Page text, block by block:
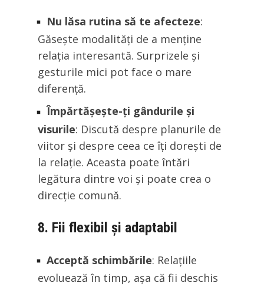
Nu lăsa rutina să te afecteze:
Găsește modalități de a menține
relația interesantă. Surprizele și
gesturile mici pot face o mare
diferență.
Împărtășește-ți gândurile și
visurile: Discută despre planurile de
viitor și despre ceea ce îți dorești de
la relație. Aceasta poate întări
legătura dintre voi și poate crea o
direcție comună.
8. Fii flexibil și adaptabil
Acceptă schimbările: Relațiile
evoluează în timp, așa că fii deschis